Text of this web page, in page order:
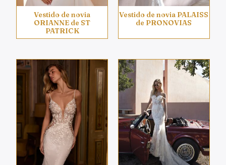
Vestido de novia
ORIANNE de ST
PATRICK
Vestido de novia PALAISS
de PRONOVIAS